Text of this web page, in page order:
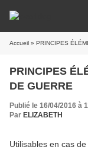
Accueil » PRINCIPES
PRINCIPES
DE GUERRE
Publié le 16/04/2016 à
Par ELIZABETH
Utilisables en cas